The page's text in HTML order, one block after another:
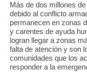
Más de dos millones
debido al conflicto
permanecen en zonas
y carentes de ayuda
logran llegar a zonas
falta de atención y son
comunidades que los
responder a la